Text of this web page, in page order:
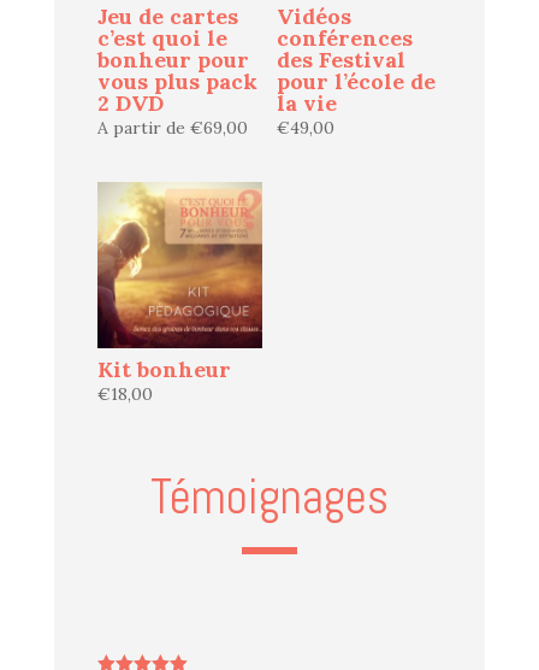
Jeu de cartes
c’est quoi le
bonheur pour
vous plus pack
2 DVD
A partir de €69,00
Vidéos
conférences
des Festival
pour l’école de
la vie
€49,00
Kit bonheur
€18,00
Témoignages